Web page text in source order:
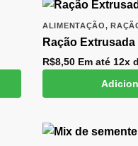
ALIMENTAÇÃO,
Ração
R$8,50 Em até 12x